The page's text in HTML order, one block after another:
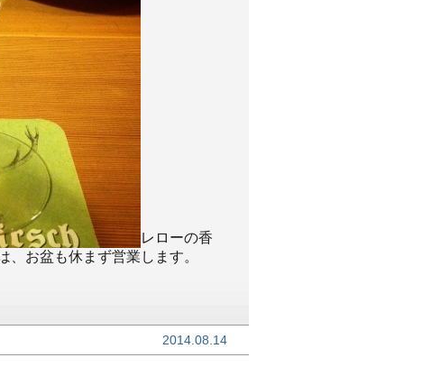
レローの香
、お盆も休まず営業します。
2014.08.14